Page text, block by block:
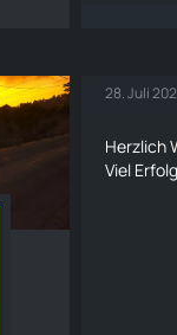
28. Juli
Herzlich
Viel